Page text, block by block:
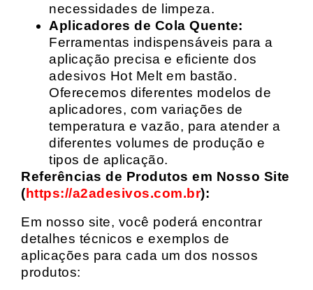
necessidades de limpeza.
Aplicadores de Cola Quente:
Ferramentas indispensáveis para a
aplicação precisa e eficiente dos
adesivos Hot Melt em bastão.
Oferecemos diferentes modelos de
aplicadores, com variações de
temperatura e vazão, para atender a
diferentes volumes de produção e
tipos de aplicação.
Referências de Produtos em Nosso Site
(https://a2adesivos.com.br):
Em nosso site, você poderá encontrar
detalhes técnicos e exemplos de
aplicações para cada um dos nossos
produtos: